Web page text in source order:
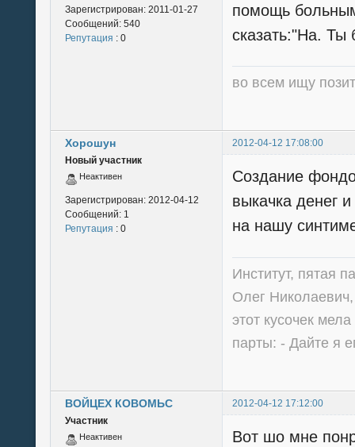
Зарегистрирован: 2011-01-27
Сообщений: 540
Репутация : 0
помощь
сказать:"На. Ты
во всем ищу
Хорошун
2012-04-12 17:08:00
Новый участник
Неактивен
Зарегистрирован: 2012-04-12
Сообщений: 1
Репутация : 0
Создание
выкачка денег
на нашу
Институт, пятая
Олег
этот кусочек
парты: - Дайте я
ВОЙЦЕХ КОВОМЬС
2012-04-12 17:12:00
Участник
Неактивен
Вот шо мне